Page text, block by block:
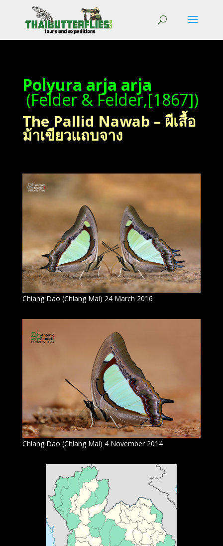
Polyura arja arja
(Felder & Felder,[1867])
The Pallid Nawab – ผีเสื้อ
ม้าเขียวแถบจาง
Chiang Dao (Chiang Mai) 24 March 2016
Chiang Dao (Chiang Mai) 4 November 2014